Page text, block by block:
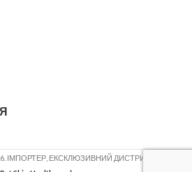
ІМПОРТЕР, ЕКСКЛЮЗИВНИЙ ДИСТРИБ'ЮТОР